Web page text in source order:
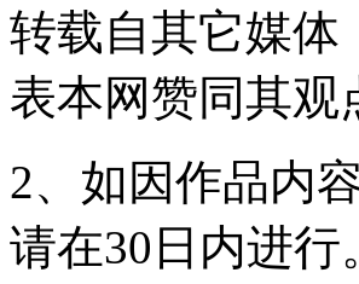
转载自其它媒体
表本网赞同其观
2、如因作品内
请在30日内进行